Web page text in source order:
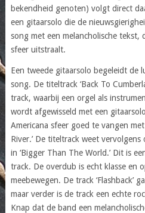
bekendheid genoten) volgt direct
een gitaarsolo die de
song met een melancholische tekst,
sfeer uitstraalt.
Een tweede gitaarsolo begeleidt de
song. De titeltrack ‘Back To
track, waarbij een orgel als
wordt afgewisseld met een
Americana sfeer goed te vangen
River.’ De titeltrack weet
in ‘Bigger Than The World.’ Dit is
track. De overdub is echt klasse en
meebewegen. De track ‘Flashback’
maar verder is de track een echte
Knap dat de band een